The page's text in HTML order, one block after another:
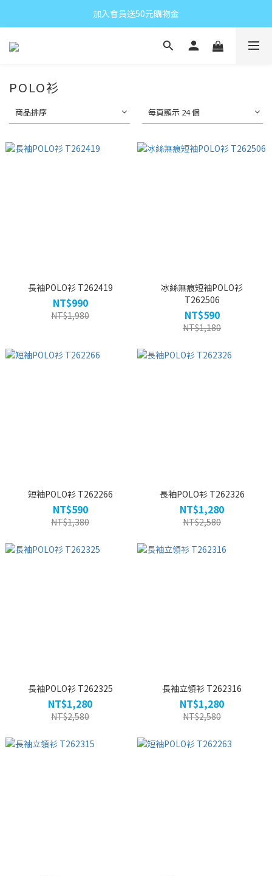
加入會員送50元購物金
POLO衫
商品排序 每頁顯示 24 個
長袖POLO衫 T262419
NT$990
NT$1,980
冰絲無痕短袖POLO衫
T262506
NT$590
NT$1,180
短袖POLO衫 T262266
NT$590
NT$1,380
長袖POLO衫 T262326
NT$1,280
NT$2,580
長袖POLO衫 T262325
NT$1,280
NT$2,580
長袖立領衫 T262316
NT$1,280
NT$2,580